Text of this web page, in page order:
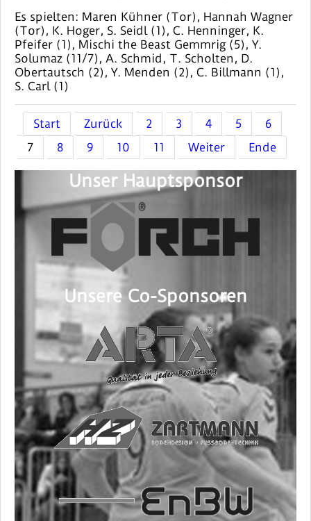
Es spielten: Maren Kühner (Tor), Hannah Wagner
(Tor), K. Hoger, S. Seidl (1), C. Henninger, K.
Pfeifer (1), Mischi the Beast Gemmrig (5), Y.
Solumaz (11/7), A. Schmid, T. Scholten, D.
Obertautsch (2), Y. Menden (2), C. Billmann (1),
S. Carl (1)
Start Zurück 2 3 4 5
6
7
8 9 10 11 Weiter Ende
Unser Hauptsponsor
Unsere Co-Sponsoren